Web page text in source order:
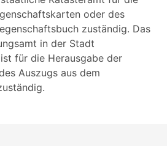
oder des
zuständig. Das
in der Stadt
für die Herausgabe der
Auszugs aus dem